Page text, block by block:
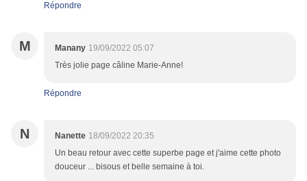
Répondre
M Manany 19/09/2022 05:07
Très jolie page câline Marie-Anne!
Répondre
N Nanette 18/09/2022 20:35
Un beau retour avec cette superbe page et j'aime cette photo
douceur ... bisous et belle semaine à toi.